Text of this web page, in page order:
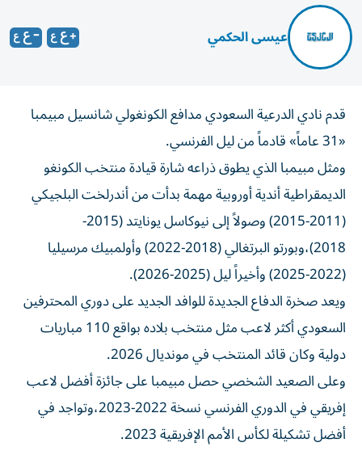
عيسى الحكمي
قدم نادي الدرعية السعودي مدافع الكونغولي شانسيل مبيمبا
«31 عاماً» قادماً من ليل الفرنسي.
ومثل مبيمبا الذي يطوق ذراعه شارة قيادة منتخب الكونغو
الديمقراطية أندية أوروبية مهمة بدأت من أندرلخت البلجيكي
(2011-2015) وصولاً إلى نيوكاسل يونايتد (2015-
2018)،وبورتو البرتغالي (2018-2022) وأولمبيك مرسيليا
(2022-2025) وأخيراً ليل (2025-2026).
ويعد صخرة الدفاع الجديدة للوافد الجديد على دوري المحترفين
السعودي أكثر لاعب مثل منتخب بلاده بواقع 110 مباريات
دولية وكان قائد المنتخب في مونديال 2026.
وعلى الصعيد الشخصي حصل مبيمبا على جائزة أفضل لاعب
إفريقي في الدوري الفرنسي نسخة 2022-2023،وتواجد في
أفضل تشكيلة لكأس الأمم الإفريقية 2023.